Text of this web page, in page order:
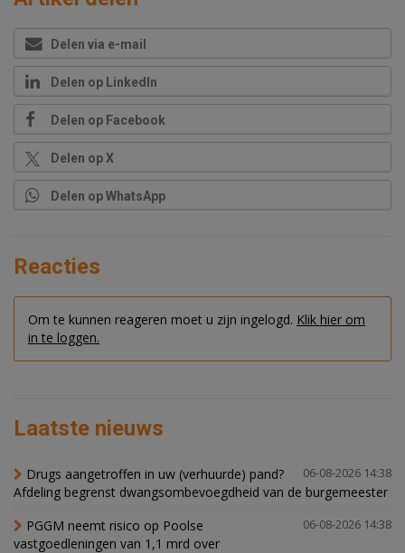
Delen via e-mail
Delen op LinkedIn
Delen op Facebook
Delen op X
Delen op WhatsApp
Reacties
Om te kunnen reageren moet u zijn ingelogd. Klik hier om
in te loggen.
Laatste nieuws
06-08-2026 14:38
Drugs aangetroffen in uw (verhuurde) pand?
Afdeling begrenst dwangsombevoegdheid van de burgemeester
06-08-2026 14:38
PGGM neemt risico op Poolse
vastgoedleningen van 1,1 mrd over